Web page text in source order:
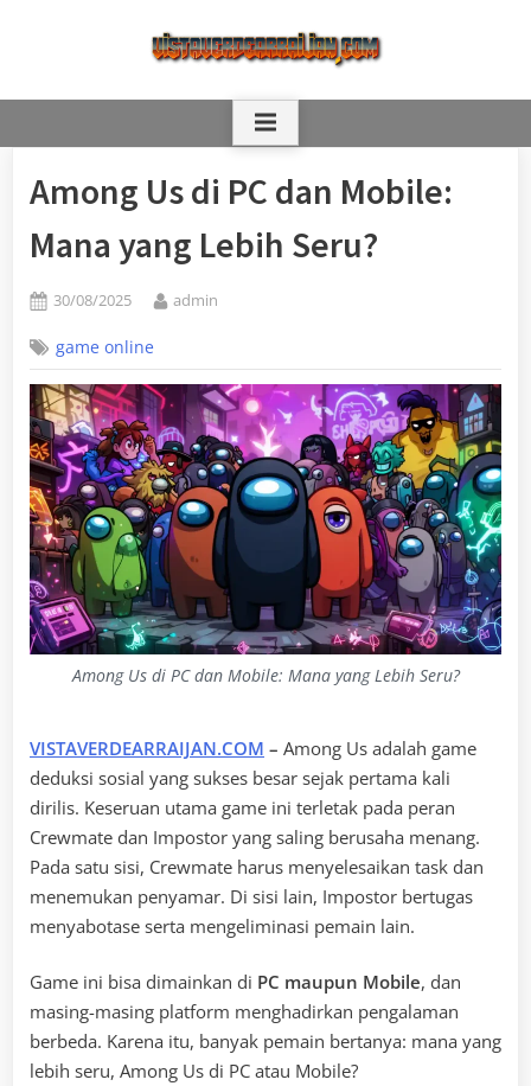
Among Us di PC dan Mobile:
Mana yang Lebih Seru?
Posted
30/08/2025 By
admin
game online
Among Us di PC dan Mobile: Mana yang Lebih Seru?
VISTAVERDEARRAIJAN.COM – Among Us adalah game
deduksi sosial yang sukses besar sejak pertama kali
dirilis. Keseruan utama game ini terletak pada peran
Crewmate dan Impostor yang saling berusaha menang.
Pada satu sisi, Crewmate harus menyelesaikan task dan
menemukan penyamar. Di sisi lain, Impostor bertugas
menyabotase serta mengeliminasi pemain lain.
Game ini bisa dimainkan di PC maupun Mobile, dan
masing-masing platform menghadirkan pengalaman
berbeda. Karena itu, banyak pemain bertanya: mana yang
lebih seru, Among Us di PC atau Mobile?